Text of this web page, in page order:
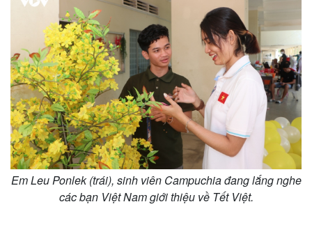
Em Leu Ponlek (trái), sinh viên Campuchia đang lắng nghe
các bạn Việt Nam giới thiệu về Tết Việt.